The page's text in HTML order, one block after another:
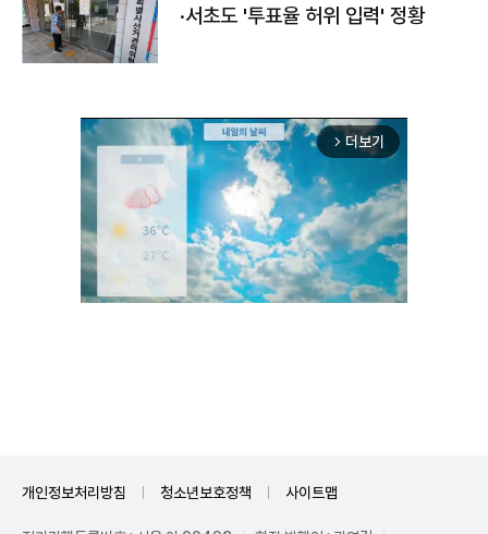
·서초도 '투표율 허위 입력' 정황
arrow_forward_ios 더보기
개인정보처리방침 청소년보호정책 사이트맵